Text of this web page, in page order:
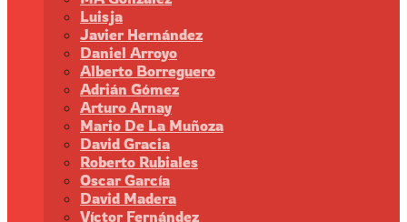
Luisja
Javier Hernández
Daniel Arroyo
Alberto Borreguero
Adrián Gómez
Arturo Arnay
Mario De La Muñoza
David Gracia
Roberto Rubiales
Oscar García
David Madera
Víctor Fernández